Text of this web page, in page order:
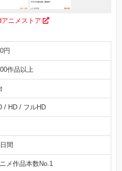
アニメストア
円
作品以上
/ HD / フルHD
間
メ作品本数No.1